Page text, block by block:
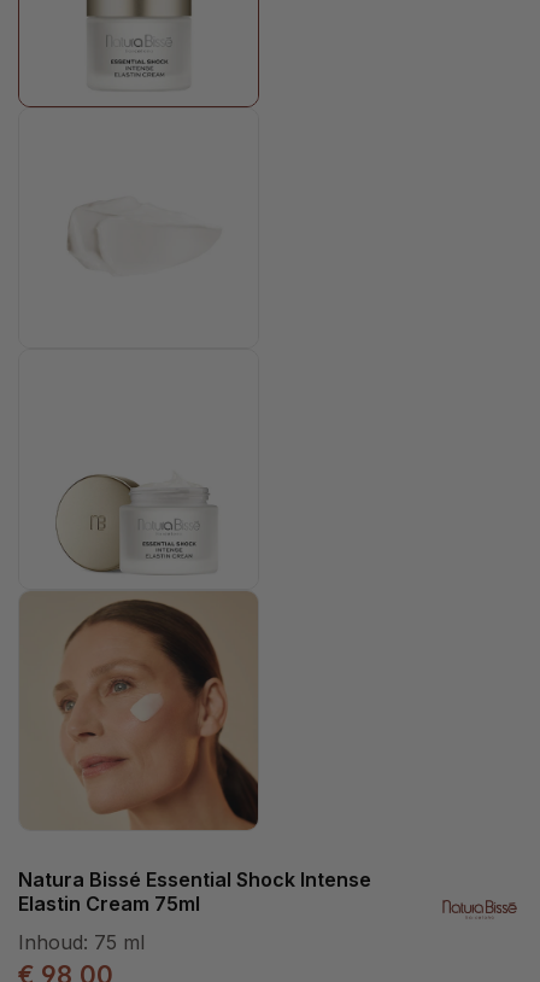
Natura Bissé Essential Shock Intense
Elastin Cream 75ml
Inhoud: 75 ml
€ 98,00